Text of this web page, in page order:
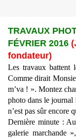
TRAVAUX
FÉVRIER 2016
fondateur)
Les travaux battent
Comme dirait
m’va ! ». Montez
photo dans le
n’est pas sûr encore
Dernière minute :
galerie marchande